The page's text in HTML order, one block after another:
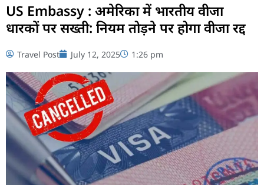
US Embassy : अमेरिका में भारतीय वीजा
धारकों पर सख्ती: नियम तोड़ने पर होगा वीजा रद्द
Travel Post July 12, 2025 1:26 pm